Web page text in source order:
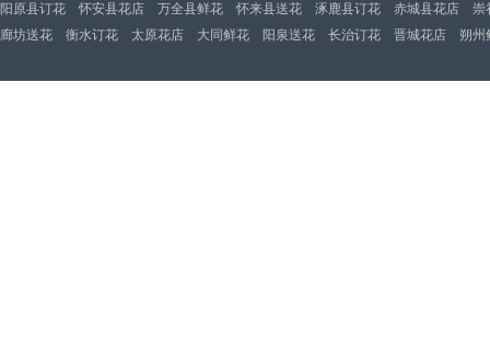
阳原县订花
怀安县花店 万全县鲜花 怀来县送花 涿鹿县订花 赤城县花店
崇
廊坊送花
衡水订花 太原花店 大同鲜花 阳泉送花 长治订花 晋城花店 朔州